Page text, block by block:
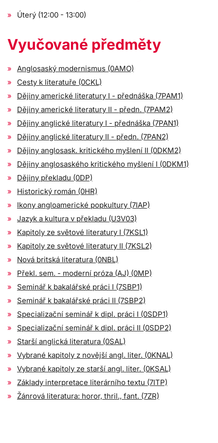
Úterý (12:00 - 13:00)
Vyučované předměty
Anglosaský modernismus (0AMO)
Cesty k literatuře (0CKL)
Dějiny americké literatury I - přednáška (7PAM1)
Dějiny americké literatury II - předn. (7PAM2)
Dějiny anglické literatury I - přednáška (7PAN1)
Dějiny anglické literatury II - předn. (7PAN2)
Dějiny anglosask. kritického myšlení II (0DKM2)
Dějiny anglosaského kritického myšlení I (0DKM1)
Dějiny překladu (0DP)
Historický román (0HR)
Ikony angloamerické popkultury (7IAP)
Jazyk a kultura v překladu (U3V03)
Kapitoly ze světové literatury I (7KSL1)
Kapitoly ze světové literatury II (7KSL2)
Nová britská literatura (0NBL)
Překl. sem. - moderní próza (AJ) (0MP)
Seminář k bakalářské práci I (7SBP1)
Seminář k bakalářské práci II (7SBP2)
Specializační seminář k dipl. práci I (0SDP1)
Specializační seminář k dipl. práci II (0SDP2)
Starší anglická literatura (0SAL)
Vybrané kapitoly z novější angl. liter. (0KNAL)
Vybrané kapitoly ze starší angl. liter. (0KSAL)
Základy interpretace literárního textu (7ITP)
Žánrová literatura: horor, thril., fant. (7ZR)